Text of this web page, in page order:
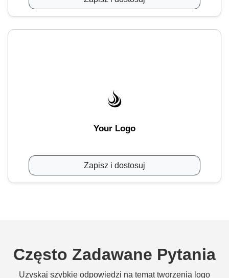
Your Logo
Zapisz i dostosuj
Często Zadawane Pytania
Uzyskaj szybkie odpowiedzi na temat tworzenia logo